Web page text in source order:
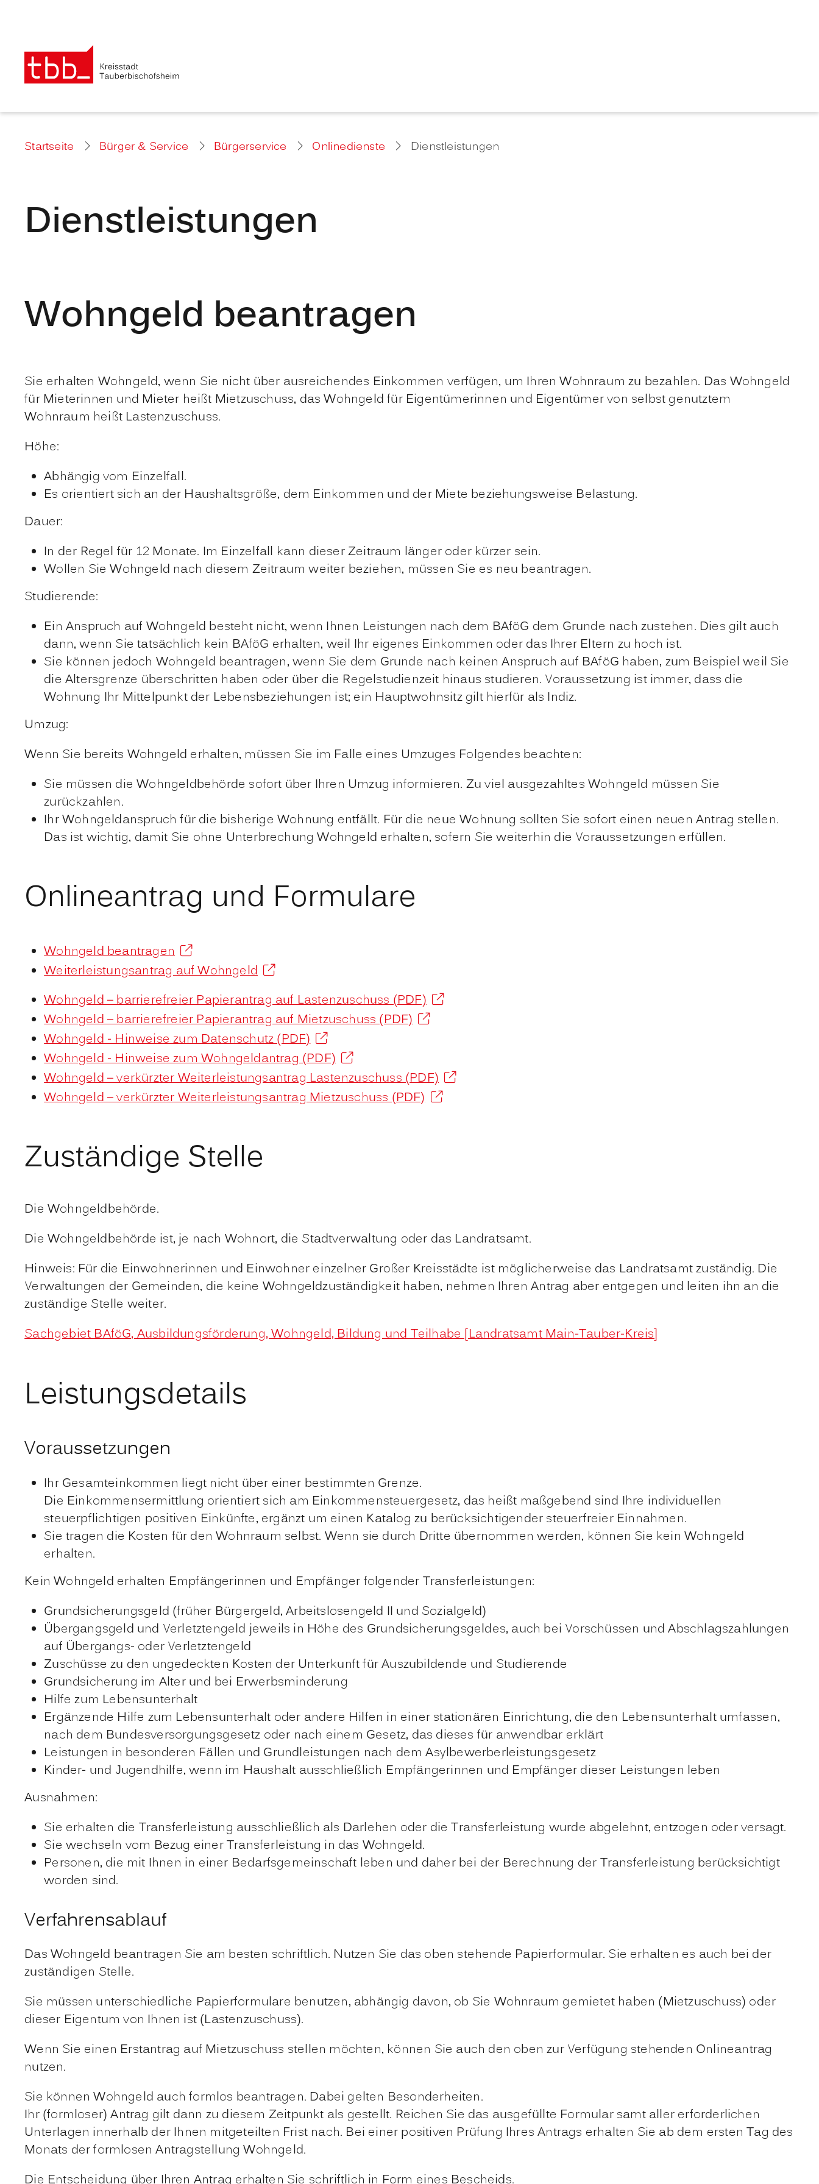
Startseite Bürger & Service Bürgerservice Onlinedienste Dienstleistungen
Dienstleistungen
Wohngeld beantragen
Sie erhalten Wohngeld, wenn Sie nicht über ausreichendes Einkommen verfügen, um Ihren Wohnraum zu bezahlen. Das Wohngeld
für Mieterinnen und Mieter heißt Mietzuschuss, das Wohngeld für Eigentümerinnen und Eigentümer von selbst genutztem
Wohnraum heißt Lastenzuschuss.
Höhe:
Abhängig vom Einzelfall.
Es orientiert sich an der Haushaltsgröße, dem Einkommen und der Miete beziehungsweise Belastung.
Dauer:
In der Regel für 12 Monate. Im Einzelfall kann dieser Zeitraum länger oder kürzer sein.
Wollen Sie Wohngeld nach diesem Zeitraum weiter beziehen, müssen Sie es neu beantragen.
Studierende:
Ein Anspruch auf Wohngeld besteht nicht, wenn Ihnen Leistungen nach dem BAföG dem Grunde nach zustehen. Dies gilt auch
dann, wenn Sie tatsächlich kein BAföG erhalten, weil Ihr eigenes Einkommen oder das Ihrer Eltern zu hoch ist.
Sie können jedoch Wohngeld beantragen, wenn Sie dem Grunde nach keinen Anspruch auf BAföG haben, zum Beispiel weil Sie
die Altersgrenze überschritten haben oder über die Regelstudienzeit hinaus studieren. Voraussetzung ist immer, dass die
Wohnung Ihr Mittelpunkt der Lebensbeziehungen ist; ein Hauptwohnsitz gilt hierfür als Indiz.
Umzug:
Wenn Sie bereits Wohngeld erhalten, müssen Sie im Falle eines Umzuges Folgendes beachten:
Sie müssen die Wohngeldbehörde sofort über Ihren Umzug informieren. Zu viel ausgezahltes Wohngeld müssen Sie
zurückzahlen.
Ihr Wohngeldanspruch für die bisherige Wohnung entfällt. Für die neue Wohnung sollten Sie sofort einen neuen Antrag stellen.
Das ist wichtig, damit Sie ohne Unterbrechung Wohngeld erhalten, sofern Sie weiterhin die Voraussetzungen erfüllen.
Onlineantrag und Formulare
Wohngeld beantragen
Weiterleistungsantrag auf Wohngeld
Wohngeld – barrierefreier Papierantrag auf Lastenzuschuss (PDF)
Wohngeld – barrierefreier Papierantrag auf Mietzuschuss (PDF)
Wohngeld - Hinweise zum Datenschutz (PDF)
Wohngeld - Hinweise zum Wohngeldantrag (PDF)
Wohngeld – verkürzter Weiterleistungsantrag Lastenzuschuss (PDF)
Wohngeld – verkürzter Weiterleistungsantrag Mietzuschuss (PDF)
Zuständige Stelle
Die Wohngeldbehörde.
Die Wohngeldbehörde ist, je nach Wohnort, die Stadtverwaltung oder das Landratsamt.
Hinweis: Für die Einwohnerinnen und Einwohner einzelner Großer Kreisstädte ist möglicherweise das Landratsamt zuständig. Die
Verwaltungen der Gemeinden, die keine Wohngeldzuständigkeit haben, nehmen Ihren Antrag aber entgegen und leiten ihn an die
zuständige Stelle weiter.
Sachgebiet BAföG, Ausbildungsförderung, Wohngeld, Bildung und Teilhabe [Landratsamt Main-Tauber-Kreis]
Leistungsdetails
Voraussetzungen
Ihr Gesamteinkommen liegt nicht über einer bestimmten Grenze.
Die Einkommensermittlung orientiert sich am Einkommensteuergesetz, das heißt maßgebend sind Ihre individuellen
steuerpflichtigen positiven Einkünfte, ergänzt um einen Katalog zu berücksichtigender steuerfreier Einnahmen.
Sie tragen die Kosten für den Wohnraum selbst. Wenn sie durch Dritte übernommen werden, können Sie kein Wohngeld
erhalten.
Kein Wohngeld erhalten Empfängerinnen und Empfänger folgender Transferleistungen:
Grundsicherungsgeld (früher Bürgergeld,Arbeitslosengeld II und Sozialgeld)
Übergangsgeld und Verletztengeld jeweils in Höhe des Grundsicherungsgeldes, auch bei Vorschüssen und Abschlagszahlungen
auf Übergangs- oder Verletztengeld
Zuschüsse zu den ungedeckten Kosten der Unterkunft für Auszubildende und Studierende
Grundsicherung im Alter und bei Erwerbsminderung
Hilfe zum Lebensunterhalt
Ergänzende Hilfe zum Lebensunterhalt oder andere Hilfen in einer stationären Einrichtung, die den Lebensunterhalt umfassen,
nach dem Bundesversorgungsgesetz oder nach einem Gesetz, das dieses für anwendbar erklärt
Leistungen in besonderen Fällen und Grundleistungen nach dem Asylbewerberleistungsgesetz
Kinder- und Jugendhilfe, wenn im Haushalt ausschließlich Empfängerinnen und Empfänger dieser Leistungen leben
Ausnahmen:
Sie erhalten die Transferleistung ausschließlich als Darlehen oder die Transferleistung wurde abgelehnt, entzogen oder versagt.
Sie wechseln vom Bezug einer Transferleistung in das Wohngeld.
Personen, die mit Ihnen in einer Bedarfsgemeinschaft leben und daher bei der Berechnung der Transferleistung berücksichtigt
worden sind.
Verfahrensablauf
Das Wohngeld beantragen Sie am besten schriftlich. Nutzen Sie das oben stehende Papierformular. Sie erhalten es auch bei der
zuständigen Stelle.
Sie müssen unterschiedliche Papierformulare benutzen, abhängig davon, ob Sie Wohnraum gemietet haben (Mietzuschuss) oder
dieser Eigentum von Ihnen ist (Lastenzuschuss).
Wenn Sie einen Erstantrag auf Mietzuschuss stellen möchten, können Sie auch den oben zur Verfügung stehenden Onlineantrag
nutzen.
Sie können Wohngeld auch formlos beantragen. Dabei gelten Besonderheiten.
Ihr (formloser) Antrag gilt dann zu diesem Zeitpunkt als gestellt. Reichen Sie das ausgefüllte Formular samt aller erforderlichen
Unterlagen innerhalb der Ihnen mitgeteilten Frist nach. Bei einer positiven Prüfung Ihres Antrags erhalten Sie ab dem ersten Tag des
Monats der formlosen Antragstellung Wohngeld.